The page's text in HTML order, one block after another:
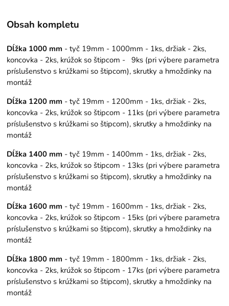
Obsah kompletu
Dĺžka 1000 mm - tyč 19mm - 1000mm - 1ks, držiak - 2ks,
koncovka - 2ks, krúžok so štipcom - 9ks (pri výbere parametra
príslušenstvo s krúžkami so štipcom), skrutky a hmoždinky na
montáž
Dĺžka 1200 mm - tyč 19mm - 1200mm - 1ks, držiak - 2ks,
koncovka - 2ks, krúžok so štipcom - 11ks (pri výbere parametra
príslušenstvo s krúžkami so štipcom), skrutky a hmoždinky na
montáž
Dĺžka 1400 mm - tyč 19mm - 1400mm - 1ks, držiak - 2ks,
koncovka - 2ks, krúžok so štipcom - 13ks (pri výbere parametra
príslušenstvo s krúžkami so štipcom), skrutky a hmoždinky na
montáž
Dĺžka 1600 mm - tyč 19mm - 1600mm - 1ks, držiak - 2ks,
koncovka - 2ks, krúžok so štipcom - 15ks (pri výbere parametra
príslušenstvo s krúžkami so štipcom), skrutky a hmoždinky na
montáž
Dĺžka 1800 mm - tyč 19mm - 1800mm - 1ks, držiak - 2ks,
koncovka - 2ks, krúžok so štipcom - 17ks (pri výbere parametra
príslušenstvo s krúžkami so štipcom), skrutky a hmoždinky na
montáž